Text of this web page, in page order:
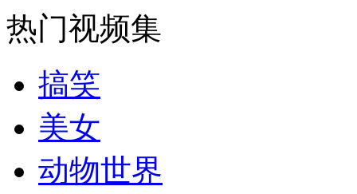
走！跟着总书记去植树
消防员救轻生者
热门视频集
搞笑
美女
动物世界